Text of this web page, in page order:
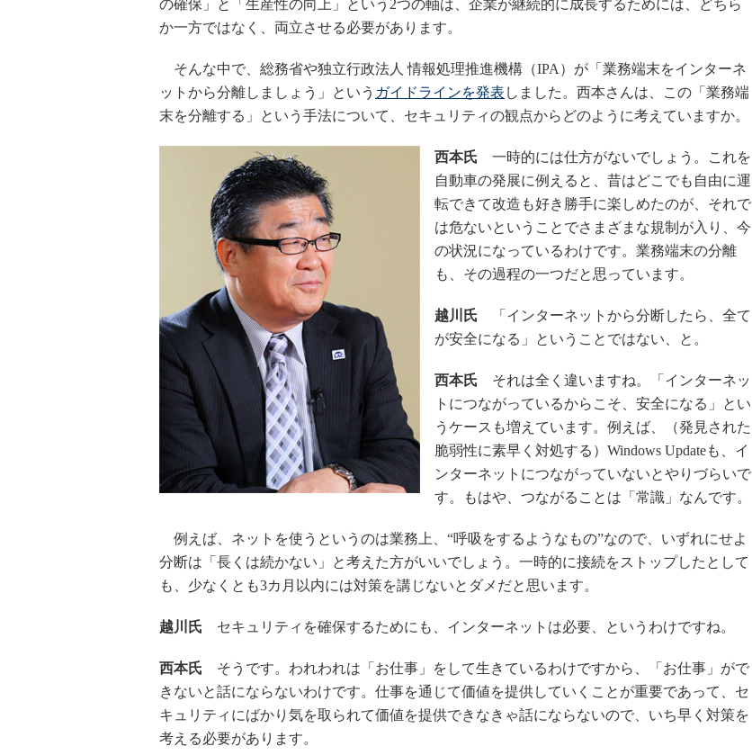
の確保」と「生産性の向上」という2つの軸は、企業が継続的に成長するためには、どちら
か一方ではなく、両立させる必要があります。
そんな中で、総務省や独立行政法人 情報処理推進機構（IPA）が「業務端末をインターネ
ットから分離しましょう」という ガイドラインを発表 しました。西本さんは、この「業務端
末を分離する」という手法について、セキュリティの観点からどのように考えていますか。
西本氏 一時的には仕方がないでしょう。これを
自動車の発展に例えると、昔はどこでも自由に運
転できて改造も好き勝手に楽しめたのが、それで
は危ないということでさまざまな規制が入り、今
の状況になっているわけです。業務端末の分離
も、その過程の一つだと思っています。
越川氏 「インターネットから分断したら、全て
が安全になる」ということではない、と。
西本氏 それは全く違いますね。「インターネッ
トにつながっているからこそ、安全になる」とい
うケースも増えています。例えば、（発見された
脆弱性に素早く対処する）Windows Updateも、イ
ンターネットにつながっていないとやりづらいで
す。もはや、つながることは「常識」なんです。
例えば、ネットを使うというのは業務上、“呼吸をするようなもの”なので、いずれにせよ
分断は「長くは続かない」と考えた方がいいでしょう。一時的に接続をストップしたとして
も、少なくとも3カ月以内には対策を講じないとダメだと思います。
越川氏 セキュリティを確保するためにも、インターネットは必要、というわけですね。
西本氏 そうです。われわれは「お仕事」をして生きているわけですから、「お仕事」がで
きないと話にならないわけです。仕事を通じて価値を提供していくことが重要であって、セ
キュリティにばかり気を取られて価値を提供できなきゃ話にならないので、いち早く対策を
考える必要があります。